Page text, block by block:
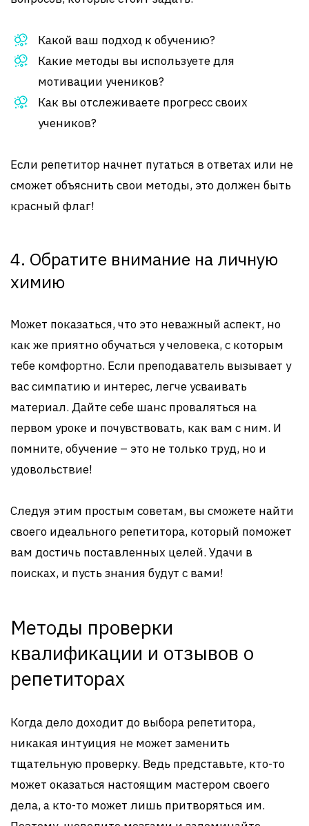
Какой ваш подход к обучению?
Какие методы вы используете для
мотивации учеников?
Как вы отслеживаете прогресс своих
учеников?
Если репетитор начнет путаться в ответах или не
сможет объяснить свои методы, это должен быть
красный флаг!
4. Обратите внимание на личную
химию
Может показаться, что это неважный аспект, но
как же приятно обучаться у человека, с которым
тебе комфортно. Если преподаватель вызывает у
вас симпатию и интерес, легче усваивать
материал. Дайте себе шанс проваляться на
первом уроке и почувствовать, как вам с ним. И
помните, обучение – это не только труд, но и
удовольствие!
Следуя этим простым советам, вы сможете найти
своего идеального репетитора, который поможет
вам достичь поставленных целей. Удачи в
поисках, и пусть знания будут с вами!
Методы проверки
квалификации и отзывов о
репетиторах
Когда дело доходит до выбора репетитора,
никакая интуиция не может заменить
тщательную проверку. Ведь представьте, кто-то
может оказаться настоящим мастером своего
дела, а кто-то может лишь притворяться им.